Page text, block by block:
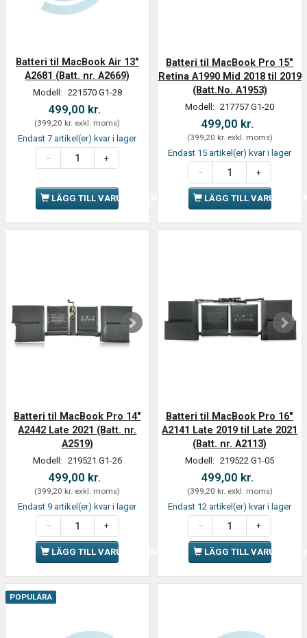
Batteri til MacBook Air 13"
A2681 (Batt. nr. A2669)
Modell: 221570 G1-28
499,00 kr.
(399,20 kr. exkl. moms)
Endast 7 artikel(er) kvar i lager
LÄGG TILL VARUKORGEN
Batteri til MacBook Pro 15"
Retina A1990 Mid 2018 til 2019
(Batt.No. A1953)
Modell: 217757 G1-20
499,00 kr.
(399,20 kr. exkl. moms)
Endast 15 artikel(er) kvar i lager
LÄGG TILL
Batteri til MacBook Pro 14"
A2442 Late 2021 (Batt. nr.
A2519)
Modell: 219521 G1-26
499,00 kr.
(399,20 kr. exkl. moms)
Endast 9 artikel(er) kvar i lager
LÄGG TILL VARUKORGEN
Batteri til MacBook Pro 16"
A2141 Late 2019 til Late 2021
(Batt. nr. A2113)
Modell: 219522 G1-05
499,00 kr.
(399,20 kr. exkl. moms)
Endast 12 artikel(er) kvar i lager
LÄGG TILL
POPULÄRA